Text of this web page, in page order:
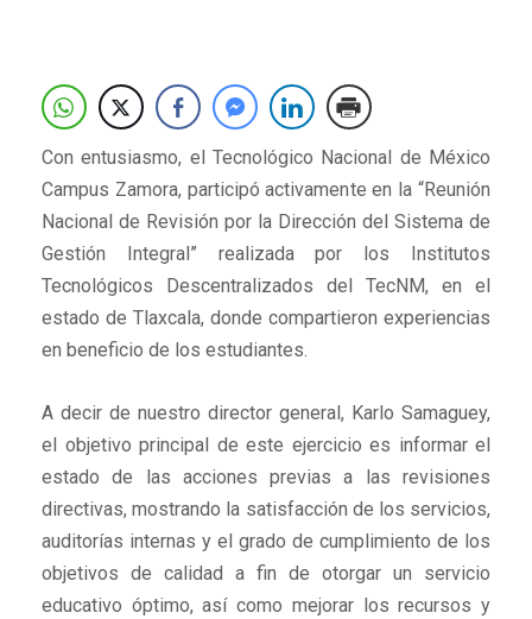
Con entusiasmo, el Tecnológico Nacional de México
Campus Zamora, participó activamente en la “Reunión
Nacional de Revisión por la Dirección del Sistema de
Gestión Integral” realizada por los Institutos
Tecnológicos Descentralizados del TecNM, en el
estado de Tlaxcala, donde compartieron experiencias
en beneficio de los estudiantes.
A decir de nuestro director general, Karlo Samaguey,
el objetivo principal de este ejercicio es informar el
estado de las acciones previas a las revisiones
directivas, mostrando la satisfacción de los servicios,
auditorías internas y el grado de cumplimiento de los
objetivos de calidad a fin de otorgar un servicio
educativo óptimo, así como mejorar los recursos y